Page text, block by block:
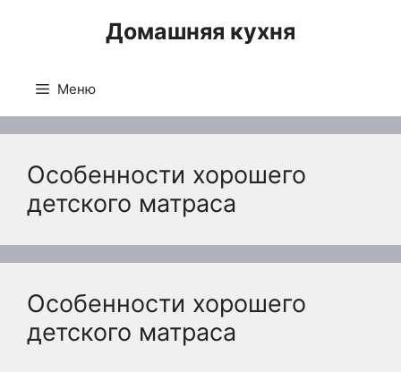
Домашняя кухня
Меню
Особенности хорошего
детского матраса
Особенности хорошего
детского матраса